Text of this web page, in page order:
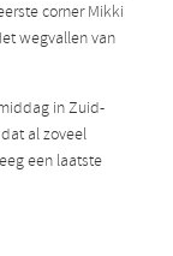
corner Mikki
wegvallen van
in Zuid-
al zoveel
een laatste